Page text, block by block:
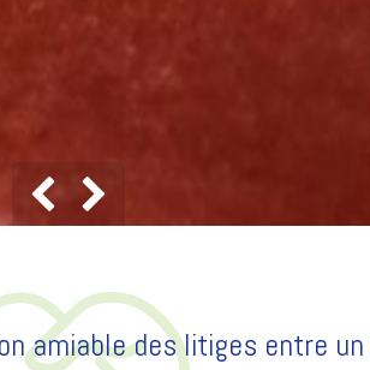
amiable des litiges entre